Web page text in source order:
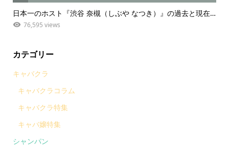
日本一のホスト『渋谷 奈槻（しぶや なつき）』の過去と現在…
76,595 views
カテゴリー
キャバクラ
キャバクラコラム
キャバクラ特集
キャバ嬢特集
シャンパン